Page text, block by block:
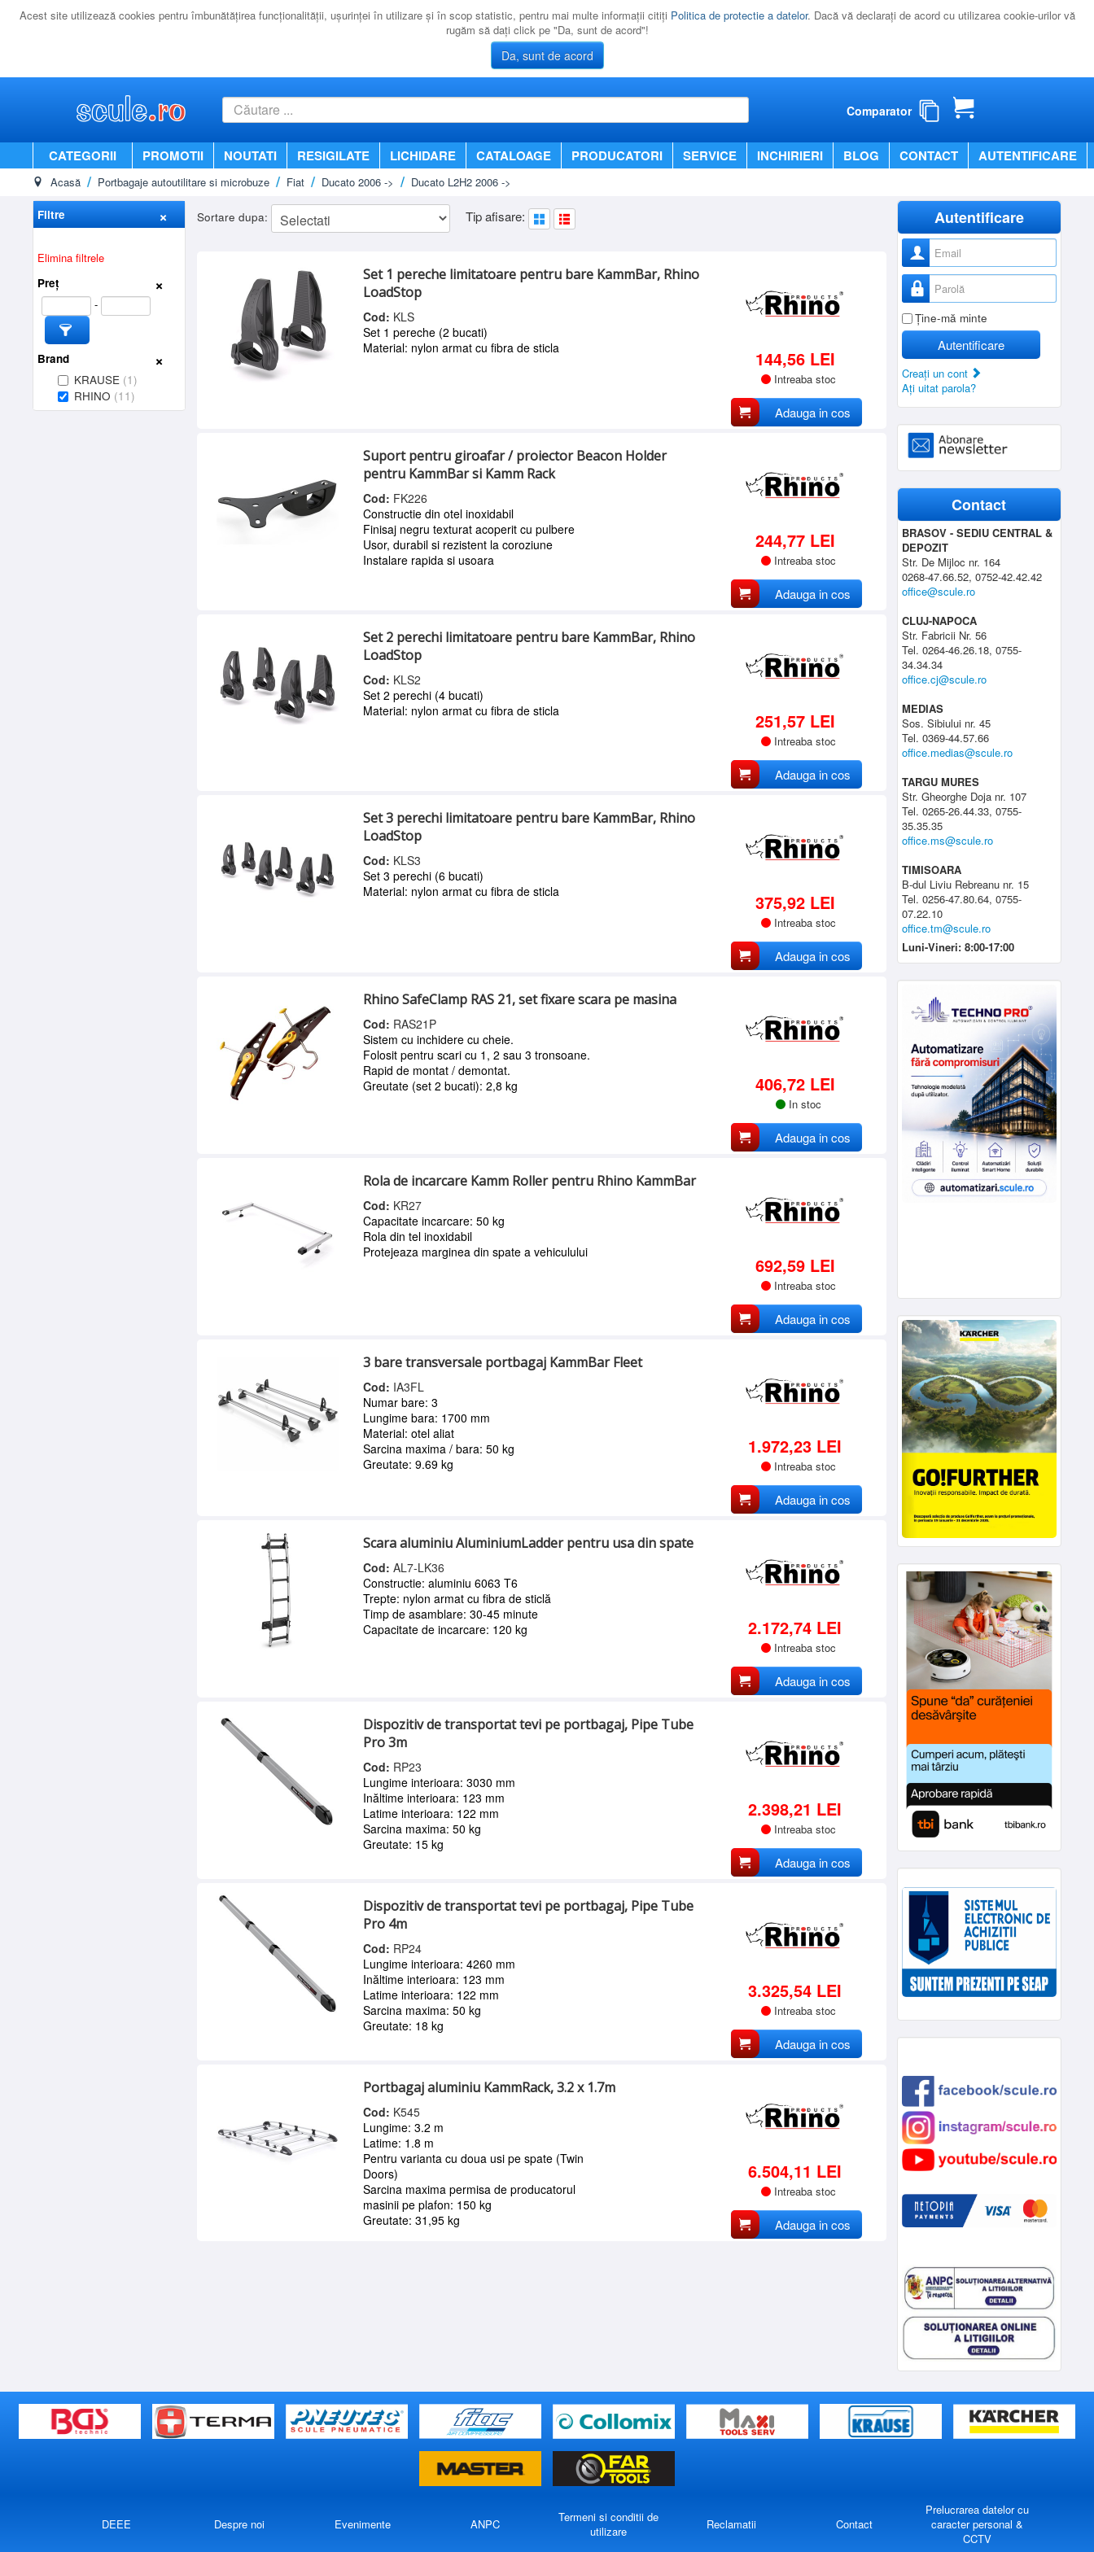
Acest site utilizează cookies pentru îmbunătăţirea funcţionalităţii, uşurinţei în utilizare şi în scop statistic, pentru mai multe informaţii citiţi Politica de protectie a datelor. Dacă vă declaraţi de acord cu utilizarea cookie-urilor vă
rugăm să daţi click pe "Da, sunt de acord"!
Da, sunt de acord
Comparator
CATEGORII PROMOTII NOUTATI RESIGILATE LICHIDARE CATALOAGE PRODUCATORI SERVICE INCHIRIERI BLOG CONTACT AUTENTIFICARE
Acasă Portbagaje autoutilitare si microbuze Fiat Ducato 2006 -> Ducato L2H2 2006 ->
Filtre
Elimina filtrele
Preț
-
Brand
KRAUSE (1)
RHINO (11)
Sortare dupa: Tip afisare:
Set 1 pereche limitatoare pentru bare KammBar, Rhino
LoadStop
Cod: KLS
Set 1 pereche (2 bucati)
Material: nylon armat cu fibra de sticla
144,56 LEI
Intreaba stoc
Adauga in cos
Suport pentru giroafar / proiector Beacon Holder
pentru KammBar si Kamm Rack
Cod: FK226
Constructie din otel inoxidabil
Finisaj negru texturat acoperit cu pulbere
Usor, durabil si rezistent la coroziune
Instalare rapida si usoara
244,77 LEI
Intreaba stoc
Adauga in cos
Set 2 perechi limitatoare pentru bare KammBar, Rhino
LoadStop
Cod: KLS2
Set 2 perechi (4 bucati)
Material: nylon armat cu fibra de sticla
251,57 LEI
Intreaba stoc
Adauga in cos
Set 3 perechi limitatoare pentru bare KammBar, Rhino
LoadStop
Cod: KLS3
Set 3 perechi (6 bucati)
Material: nylon armat cu fibra de sticla
375,92 LEI
Intreaba stoc
Adauga in cos
Rhino SafeClamp RAS 21, set fixare scara pe masina
Cod: RAS21P
Sistem cu inchidere cu cheie.
Folosit pentru scari cu 1, 2 sau 3 tronsoane.
Rapid de montat / demontat.
Greutate (set 2 bucati): 2,8 kg
406,72 LEI
In stoc
Adauga in cos
Rola de incarcare Kamm Roller pentru Rhino KammBar
Cod: KR27
Capacitate incarcare: 50 kg
Rola din tel inoxidabil
Protejeaza marginea din spate a vehiculului
692,59 LEI
Intreaba stoc
Adauga in cos
3 bare transversale portbagaj KammBar Fleet
Cod: IA3FL
Numar bare: 3
Lungime bara: 1700 mm
Material: otel aliat
Sarcina maxima / bara: 50 kg
Greutate: 9.69 kg
1.972,23 LEI
Intreaba stoc
Adauga in cos
Scara aluminiu AluminiumLadder pentru usa din spate
Cod:AL7-LK36
Constructie: aluminiu 6063 T6
Trepte: nylon armat cu fibra de sticlă
Timp de asamblare: 30-45 minute
Capacitate de incarcare: 120 kg
2.172,74 LEI
Intreaba stoc
Adauga in cos
Dispozitiv de transportat tevi pe portbagaj, Pipe Tube
Pro 3m
Cod: RP23
Lungime interioara: 3030 mm
Inăltime interioara: 123 mm
Latime interioara: 122 mm
Sarcina maxima: 50 kg
Greutate: 15 kg
2.398,21 LEI
Intreaba stoc
Adauga in cos
Dispozitiv de transportat tevi pe portbagaj, Pipe Tube
Pro 4m
Cod: RP24
Lungime interioara: 4260 mm
Inăltime interioara: 123 mm
Latime interioara: 122 mm
Sarcina maxima: 50 kg
Greutate: 18 kg
3.325,54 LEI
Intreaba stoc
Adauga in cos
Portbagaj aluminiu KammRack, 3.2 x 1.7m
Cod: K545
Lungime: 3.2 m
Latime: 1.8 m
Pentru varianta cu doua usi pe spate (Twin
Doors)
Sarcina maxima permisa de producatorul
masinii pe plafon: 150 kg
Greutate: 31,95 kg
6.504,11 LEI
Intreaba stoc
Adauga in cos
Autentificare
Nume utilizator
Parolă
Ţine-mă minte
Autentificare
Creaţi un cont
Aţi uitat parola?
Contact
BRASOV - SEDIU CENTRAL &
DEPOZIT
Str. De Mijloc nr. 164
0268-47.66.52, 0752-42.42.42
office@scule.ro
CLUJ-NAPOCA
Str. Fabricii Nr. 56
Tel. 0264-46.26.18, 0755-
34.34.34
office.cj@scule.ro
MEDIAS
Sos. Sibiului nr. 45
Tel. 0369-44.57.66
office.medias@scule.ro
TARGU MURES
Str. Gheorghe Doja nr. 107
Tel. 0265-26.44.33, 0755-
35.35.35
office.ms@scule.ro
TIMISOARA
B-dul Liviu Rebreanu nr. 15
Tel. 0256-47.80.64, 0755-
07.22.10
office.tm@scule.ro
Luni-Vineri: 8:00-17:00
DEEE Despre noi Evenimente ANPC
Termeni si conditii de
utilizare
Reclamatii Contact
Prelucrarea datelor cu
caracter personal &
CCTV